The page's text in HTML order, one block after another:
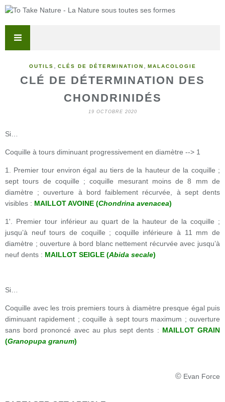
OUTILS CLÉS DE DÉTERMINATION MALACOLOGIE
CLÉ DE DÉTERMINATION DES
CHONDRINIDÉS
19 OCTOBRE 2020
Si…
Coquille à tours diminuant progressivement en diamètre --> 1
1. Premier tour environ égal au tiers de la hauteur de la coquille ;
sept tours de coquille ; coquille mesurant moins de 8 mm de
diamètre ; ouverture à bord faiblement récurvée, à sept dents
visibles : MAILLOT AVOINE (Chondrina avenacea)
1'. Premier tour inférieur au quart de la hauteur de la coquille ;
jusqu’à neuf tours de coquille ; coquille inférieure à 11 mm de
diamètre ; ouverture à bord blanc nettement récurvée avec jusqu’à
neuf dents : MAILLOT SEIGLE (Abida secale)
Si…
Coquille avec les trois premiers tours à diamètre presque égal puis
diminuant rapidement ; coquille à sept tours maximum ; ouverture
sans bord prononcé avec au plus sept dents : MAILLOT GRAIN
(Granopupa granum)
© Evan Force